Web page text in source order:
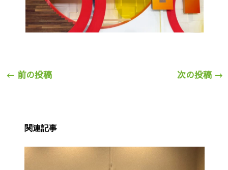
← 前の投稿 次の投稿 →
関連記事